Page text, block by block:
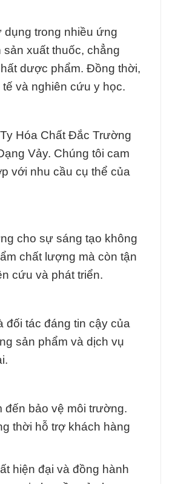
trong nhiều ứng
xuất thuốc, chẳng
dược phẩm. Đồng thời,
và nghiên cứu y học.
Hóa Chất Đắc Trường
Vảy. Chúng tôi cam
với nhu cầu cụ thể của
cho sự sáng tạo không
chất lượng mà còn tận
cứu và phát triển.
đối tác đáng tin cậy của
sản phẩm và dịch vụ
đến bảo vệ môi trường.
thời hỗ trợ khách hàng
hiện đại và đồng hành